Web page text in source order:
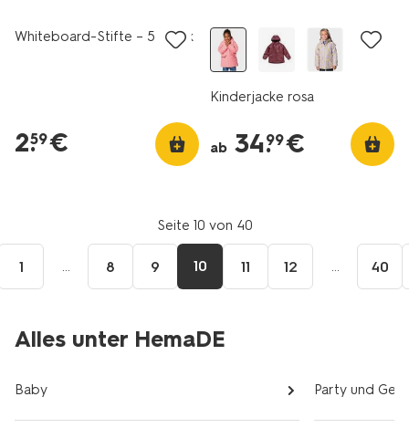
Whiteboard-Stifte – 5 Stück
2.
59€
Kinderjacke rosa
ab 34.
99€
Seite 10 von 40
1 ... 8 9 10 11 12 ... 40
Alles unter HemaDE
Baby Party und